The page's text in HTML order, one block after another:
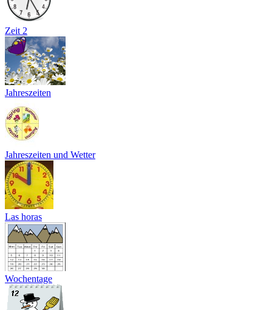
Zeit 2
Jahreszeiten
Jahreszeiten und Wetter
Las horas
Wochentage